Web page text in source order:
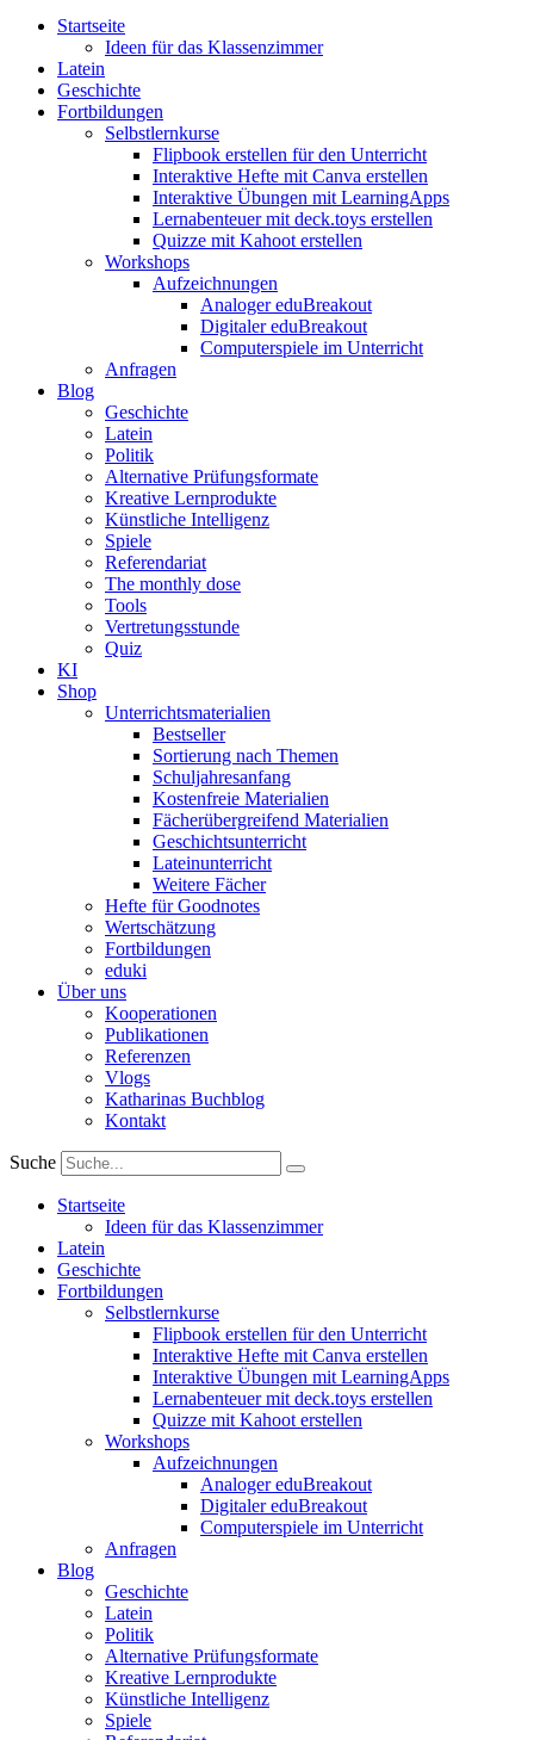
Startseite
Ideen für das Klassenzimmer
Latein
Geschichte
Fortbildungen
Selbstlernkurse
Flipbook erstellen für den Unterricht
Interaktive Hefte mit Canva erstellen
Interaktive Übungen mit LearningApps
Lernabenteuer mit deck.toys erstellen
Quizze mit Kahoot erstellen
Workshops
Aufzeichnungen
Analoger eduBreakout
Digitaler eduBreakout
Computerspiele im Unterricht
Anfragen
Blog
Geschichte
Latein
Politik
Alternative Prüfungsformate
Kreative Lernprodukte
Künstliche Intelligenz
Spiele
Referendariat
The monthly dose
Tools
Vertretungsstunde
Quiz
KI
Shop
Unterrichtsmaterialien
Bestseller
Sortierung nach Themen
Schuljahresanfang
Kostenfreie Materialien
Fächerübergreifend Materialien
Geschichtsunterricht
Lateinunterricht
Weitere Fächer
Hefte für Goodnotes
Wertschätzung
Fortbildungen
eduki
Über uns
Kooperationen
Publikationen
Referenzen
Vlogs
Katharinas Buchblog
Kontakt
Suche
Startseite
Ideen für das Klassenzimmer
Latein
Geschichte
Fortbildungen
Selbstlernkurse
Flipbook erstellen für den Unterricht
Interaktive Hefte mit Canva erstellen
Interaktive Übungen mit LearningApps
Lernabenteuer mit deck.toys erstellen
Quizze mit Kahoot erstellen
Workshops
Aufzeichnungen
Analoger eduBreakout
Digitaler eduBreakout
Computerspiele im Unterricht
Anfragen
Blog
Geschichte
Latein
Politik
Alternative Prüfungsformate
Kreative Lernprodukte
Künstliche Intelligenz
Spiele